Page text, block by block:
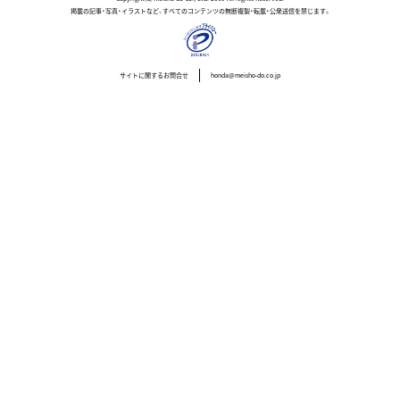
掲載の記事・写真・イラストなど、すべてのコンテンツの無断複製・転載・公衆送信を禁じます。
サイトに関するお問合せ honda@meisho-do.co.jp